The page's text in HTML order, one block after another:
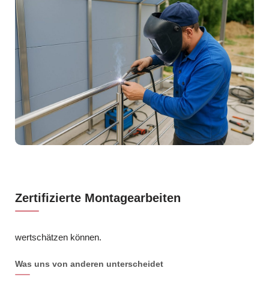
Zertifizierte Montagearbeiten
wertschätzen können.
Was uns von anderen unterscheidet